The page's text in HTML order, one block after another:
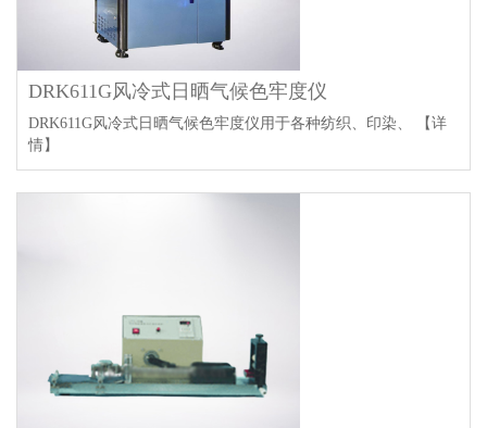
DRK611G风冷式日晒气候色牢度仪
DRK611G风冷式日晒气候色牢度仪用于各种纺织、印染、
【详
情】